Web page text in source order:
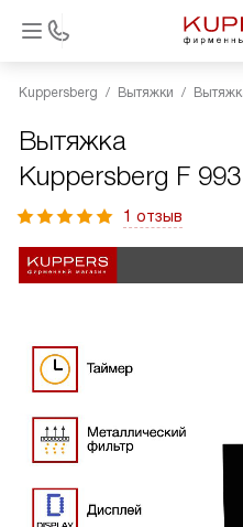
Kuppersberg Вытяжки
Вытяжка
Kuppersberg F 993
1 отзыв